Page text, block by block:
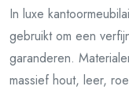
In luxe
gebruikt om een
garanderen.
massief hout, leer,